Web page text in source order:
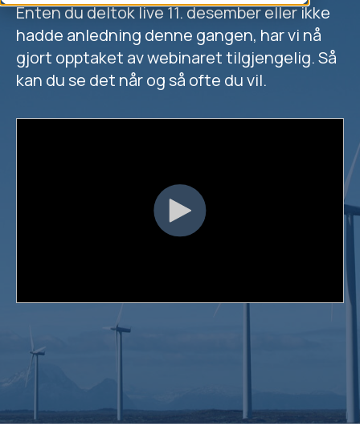
Enten du deltok live 11. desember eller ikke
hadde anledning denne gangen, har vi nå
gjort opptaket av webinaret tilgjengelig. Så
kan du se det når og så ofte du vil.